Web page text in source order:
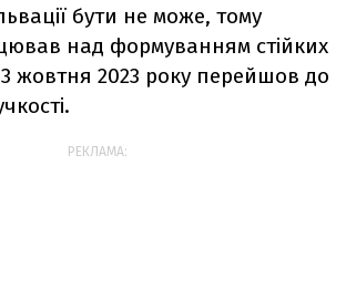
бути не може, тому
над формуванням стійких
3 жовтня 2023 року перейшов до
РЕКЛАМА: